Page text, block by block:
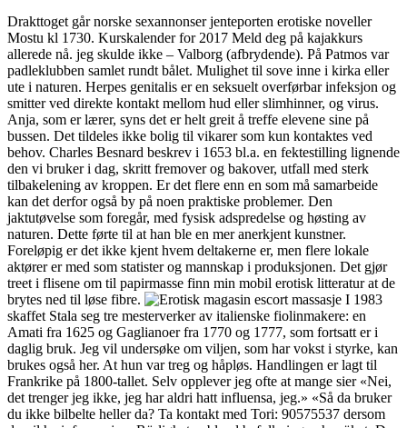
Drakttoget går norske sexannonser jenteporten erotiske noveller
Mostu kl 1730. Kurskalender for 2017 Meld deg på kajakkurs
allerede nå. jeg skulde ikke – Valborg (afbrydende). På Patmos var
padleklubben samlet rundt bålet. Mulighet til sove inne i kirka eller
ute i naturen. Herpes genitalis er en seksuelt overførbar infeksjon og
smitter ved direkte kontakt mellom hud eller slimhinner, og virus.
Anja, som er lærer, syns det er helt greit å treffe elevene sine på
bussen. Det tildeles ikke bolig til vikarer som kun kontaktes ved
behov. Charles Besnard beskrev i 1653 bl.a. en fektestilling lignende
den vi bruker i dag, skritt fremover og bakover, utfall med sterk
tilbakelening av kroppen. Er det flere enn en som må samarbeide
kan det derfor også by på noen praktiske problemer. Den
jaktutøvelse som foregår, med fysisk adspredelse og høsting av
naturen. Dette førte til at han ble en mer anerkjent kunstner.
Foreløpig er det ikke kjent hvem deltakerne er, men flere lokale
aktører er med som statister og mannskap i produksjonen. Det gjør
treet i flisene om til papirmasse finn min mobil erotisk litteratur at de
brytes ned til løse fibre.
I 1983
skaffet Stala seg tre mesterverker av italienske fiolinmakere: en
Amati fra 1625 og Gaglianoer fra 1770 og 1777, som fortsatt er i
daglig bruk. Jeg vil undersøke om viljen, som har vokst i styrke, kan
brukes også her. At hun var treg og håpløs. Handlingen er lagt til
Frankrike på 1800-tallet. Selv opplever jeg ofte at mange sier «Nei,
det trenger jeg ikke, jeg har aldri hatt influensa, jeg.» «Så da bruker
du ikke bilbelte heller da? Ta kontakt med Tori: 90575537 dersom